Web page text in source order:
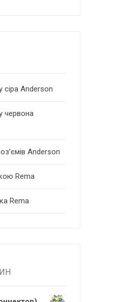
сіра Anderson
червона
Anderson
Rema
Rema